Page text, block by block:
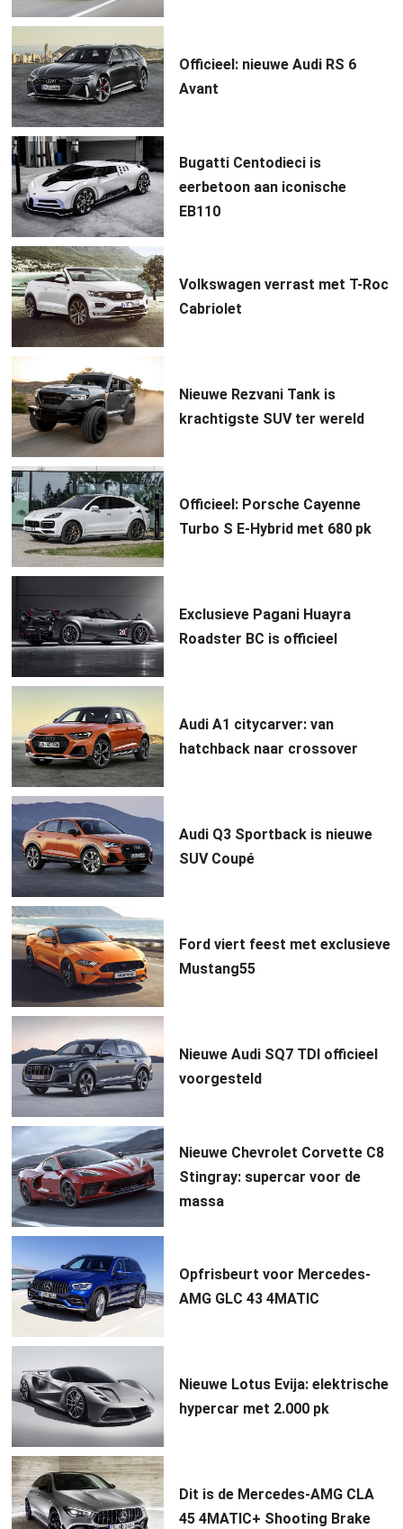
Officieel: nieuwe Audi RS 6
Avant
Bugatti Centodieci is
eerbetoon aan iconische
EB110
Volkswagen verrast met T-Roc
Cabriolet
Nieuwe Rezvani Tank is
krachtigste SUV ter wereld
Officieel: Porsche Cayenne
Turbo S E-Hybrid met 680 pk
Exclusieve Pagani Huayra
Roadster BC is officieel
Audi A1 citycarver: van
hatchback naar crossover
Audi Q3 Sportback is nieuwe
SUV Coupé
Ford viert feest met exclusieve
Mustang55
Nieuwe Audi SQ7 TDI officieel
voorgesteld
Nieuwe Chevrolet Corvette C8
Stingray: supercar voor de
massa
Opfrisbeurt voor Mercedes-
AMG GLC 43 4MATIC
Nieuwe Lotus Evija: elektrische
hypercar met 2.000 pk
Dit is de Mercedes-AMG CLA
45 4MATIC+ Shooting Brake